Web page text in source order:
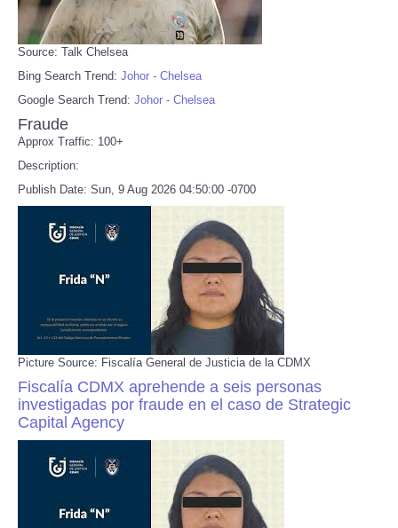
Source: Talk Chelsea
Bing Search Trend: Johor - Chelsea
Google Search Trend: Johor - Chelsea
Fraude
Approx Traffic: 100+
Description:
Publish Date: Sun, 9 Aug 2026 04:50:00 -0700
Picture Source: Fiscalía General de Justicia de la CDMX
Fiscalía CDMX aprehende a seis personas
investigadas por fraude en el caso de Strategic
Capital Agency